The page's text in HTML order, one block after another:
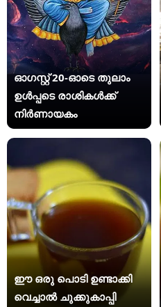
ഓഗസ്റ്റ് 20-ഓടെ തുലാം
ഉൾപ്പടെ രാശികൾക്ക്
നിർണായകം
ഈ ഒരു പൊടി ഉണ്ടാക്കി
വെച്ചാൽ ചുക്കുകാപ്പി